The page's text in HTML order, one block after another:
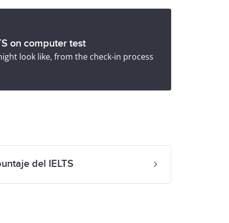
on computer test
look like, from the check-in process
del IELTS